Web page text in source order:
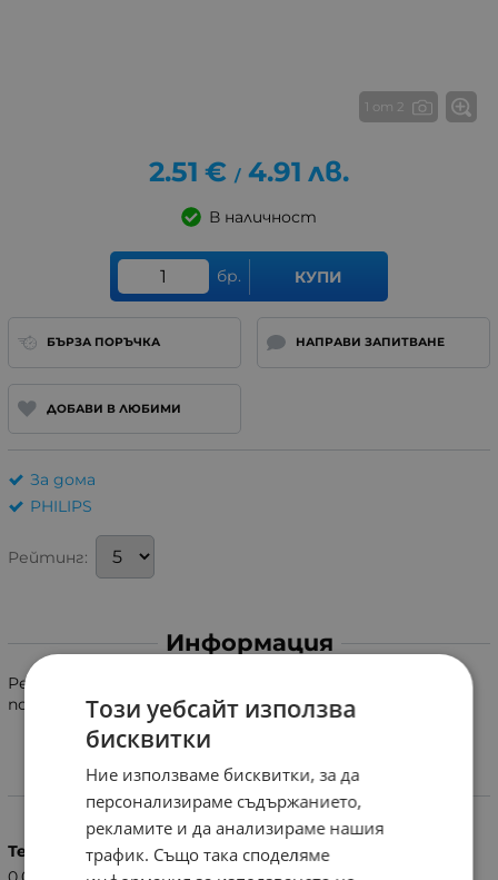
1 от 2
2.51 € / 4.91 лв.
В наличност
бр. КУПИ
БЪРЗА ПОРЪЧКА НАПРАВИ ЗАПИТВАНЕ
ДОБАВИ В ЛЮБИМИ
За дома
PHILIPS
Рейтинг:
Информация
Регулируем гребен приставка за машинки за
подстригване Philips.
Характеристики
Тегло (кг.)
Този уебсайт използва
бисквитки
Ние използваме бисквитки, за да
персонализираме съдържанието,
рекламите и да анализираме нашия
трафик. Също така споделяме